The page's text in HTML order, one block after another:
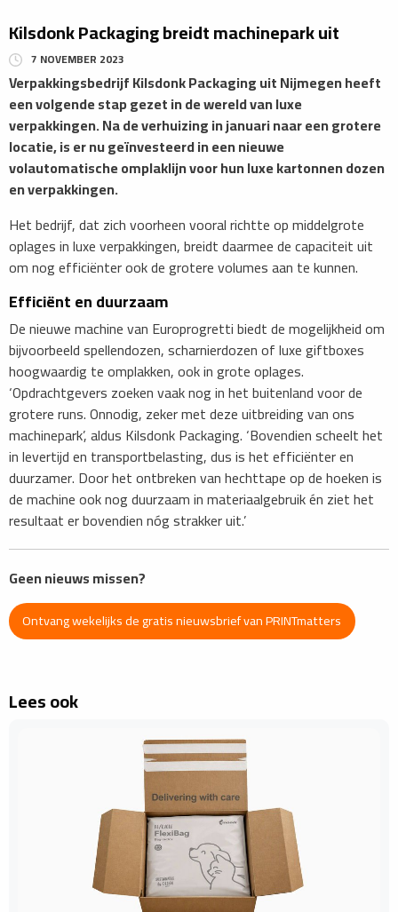
Kilsdonk Packaging breidt machinepark uit
7 NOVEMBER 2023
Verpakkingsbedrijf Kilsdonk Packaging uit Nijmegen heeft
een volgende stap gezet in de wereld van luxe
verpakkingen. Na de verhuizing in januari naar een grotere
locatie, is er nu geïnvesteerd in een nieuwe
volautomatische omplaklijn voor hun luxe kartonnen dozen
en verpakkingen.
Het bedrijf, dat zich voorheen vooral richtte op middelgrote
oplages in luxe verpakkingen, breidt daarmee de capaciteit uit
om nog efficiënter ook de grotere volumes aan te kunnen.
Efficiënt en duurzaam
De nieuwe machine van Europrogretti biedt de mogelijkheid om
bijvoorbeeld spellendozen, scharnierdozen of luxe giftboxes
hoogwaardig te omplakken, ook in grote oplages.
‘Opdrachtgevers zoeken vaak nog in het buitenland voor de
grotere runs. Onnodig, zeker met deze uitbreiding van ons
machinepark’, aldus Kilsdonk Packaging. ‘Bovendien scheelt het
in levertijd en transportbelasting, dus is het efficiënter en
duurzamer. Door het ontbreken van hechttape op de hoeken is
de machine ook nog duurzaam in materiaalgebruik én ziet het
resultaat er bovendien nóg strakker uit.’
Geen nieuws missen?
Ontvang wekelijks de gratis nieuwsbrief van PRINTmatters
Lees ook